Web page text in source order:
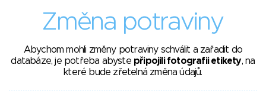
Změna potraviny
Abychom mohli změny potraviny schválit a zařadit do
databáze, je potřeba abyste připojili fotografii etikety, na
které bude zřetelná změna údajů.